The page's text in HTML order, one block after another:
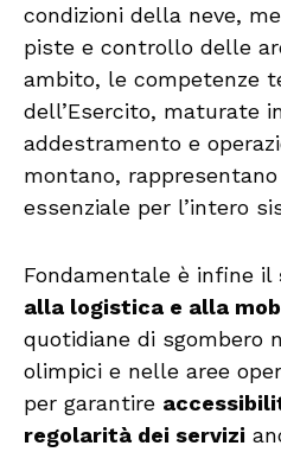
condizioni della neve,
piste e controllo delle
ambito, le competenze
dell’Esercito, maturate
addestramento e
montano,
essenziale per l’intero
Fondamentale è infine il
alla logistica e alla
quotidiane di sgombero
olimpici e nelle aree
per garantire
regolarità dei servizi